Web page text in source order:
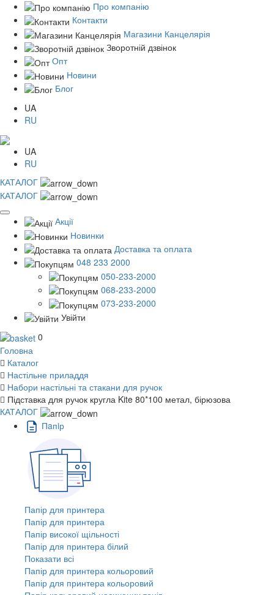
Про компанію
Контакти
Магазини Канцелярія
Зворотній дзвінок
Опт
Новини
Блог
UA
RU
UA
RU
КАТАЛОГ
КАТАЛОГ
Акції
Новинки
Доставка та оплата
048 233 2000
050-233-2000
068-233-2000
073-233-2000
Увійти
0
Головна
Каталог
Настільне приладдя
Набори настільні та стакани для ручок
Підставка для ручок кругла Kite 80*100 метал, бірюзова
КАТАЛОГ
Пaпiр
Папір для принтера
Папір для принтера
Папір високої щільності
Папір для принтера білий
Показати всі
Папір для принтера кольоровий
Папір для принтера кольоровий